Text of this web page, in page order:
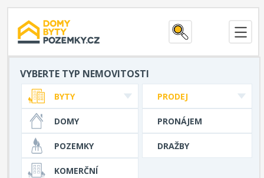
VYBERTE TYP NEMOVITOSTI
PRODEJ
PRONÁJEM
DRAŽBY
BYTY
DOMY
POZEMKY
KOMERČNÍ